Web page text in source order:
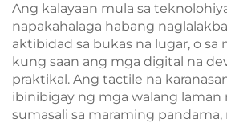
Ang kalayaan mula sa
napakahalaga habang
aktibidad sa bukas na lugar, o sa
kung saan ang mga digital na
praktikal. Ang tactile na
ibinibigay ng mga walang laman
sumasali sa maraming pandama,